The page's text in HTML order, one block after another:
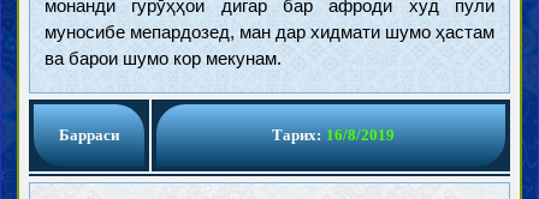
монанди гурӯҳҳои дигар бар афроди худ пули
муносибе мепардозед, ман дар хидмати шумо ҳастам
ва барои шумо кор мекунам.
Барраси Тарих: 16/8/2019